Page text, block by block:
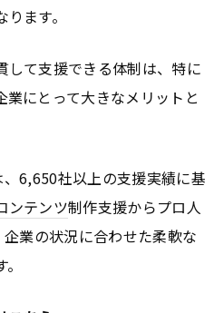
ます。
して支援できる体制は、特に
業にとって大きなメリットと
6,650社以上の支援実績に基
ンテンツ制作支援からプロ人
業の状況に合わせた柔軟な